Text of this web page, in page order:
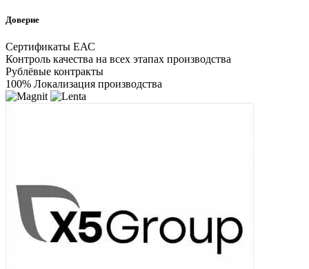
Доверие
Сертификаты ЕАС
Контроль качества на всех этапах производства
Рублёвые контракты
100% Локализация производства